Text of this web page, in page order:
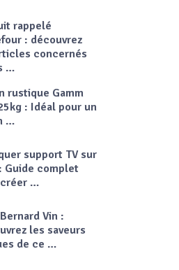
rappelé
: découvrez
concernés
…
rustique Gamm
: Idéal pour un
…
support TV sur
Guide complet
…
Vin :
les saveurs
de ce …